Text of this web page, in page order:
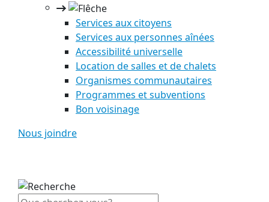
Services aux citoyens
Services aux personnes aînées
Accessibilité universelle
Location de salles et de chalets
Organismes communautaires
Programmes et subventions
Bon voisinage
Nous joindre